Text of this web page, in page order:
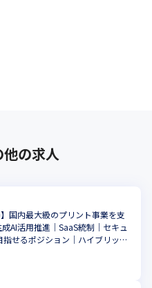
他の求人
国内最大級のプリント事業を支
AI活用推進｜SaaS統制｜セキュ
せるポジション｜ハイブリッド